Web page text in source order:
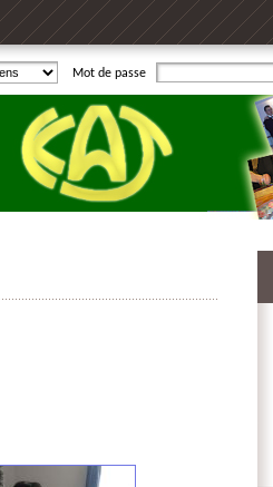
Mot de passe